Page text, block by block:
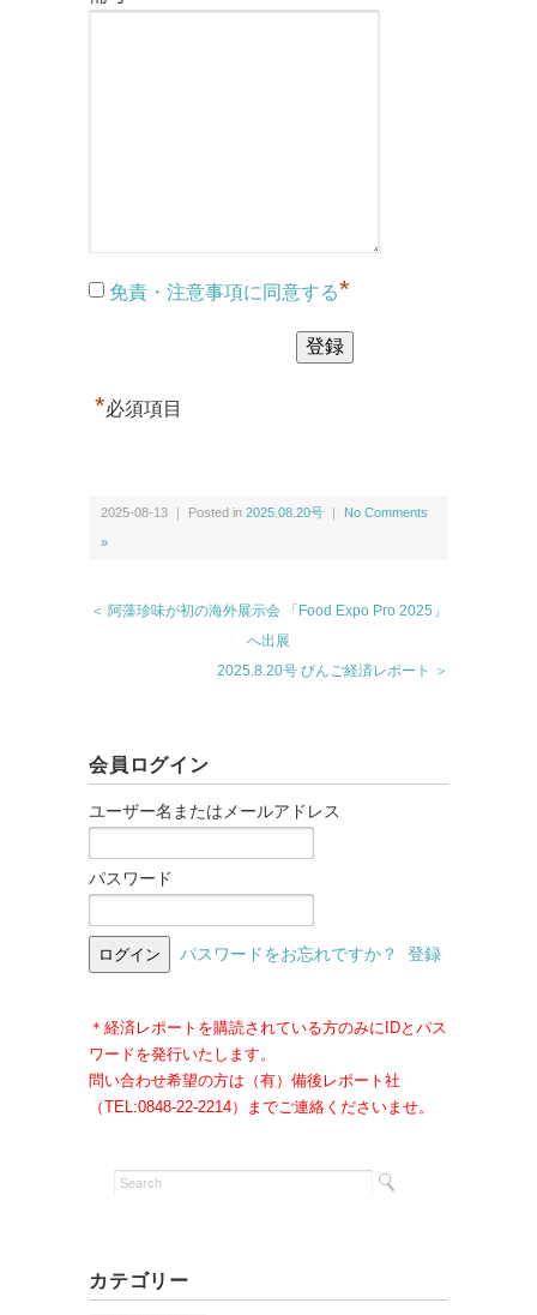
免責・注意事項に同意する*
*必須項目
2025-08-13 ｜ Posted in 2025.08.20号 No Comments
»
＜ 阿藻珍味が初の海外展示会 「Food Expo Pro 2025」
へ出展
2025.8.20号 びんご経済レポート ＞
会員ログイン
ユーザー名またはメールアドレス
パスワード
パスワードをお忘れですか？ 登録
＊経済レポートを購読されている方のみにIDとパス
ワードを発行いたします。
問い合わせ希望の方は（有）備後レポート社
（TEL:0848-22-2214）までご連絡くださいませ。
カテゴリー